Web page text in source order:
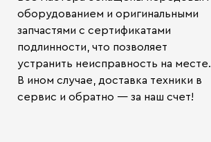
оборудованием и оригинальными
запчастями с сертификатами
подлинности, что позволяет
устранить неисправность на месте.
В ином случае, доставка техники в
сервис и обратно — за наш счет!